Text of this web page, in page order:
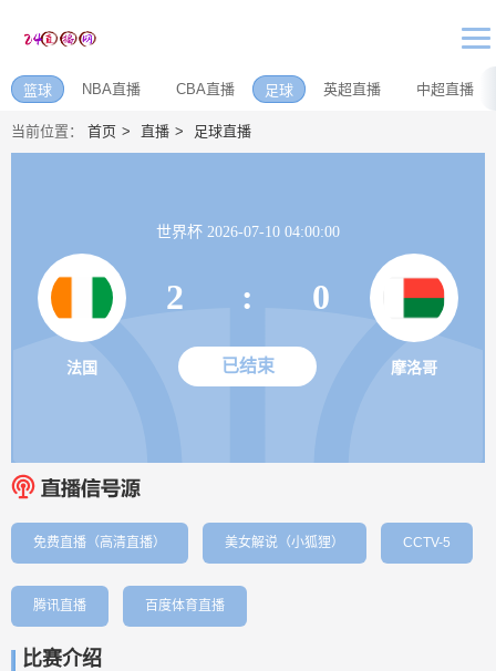
篮球 NBA直播 CBA直播 足球 英超直播 中超直播
当前位置： 首页 直播 足球直播
世界杯 2026-07-10 04:00:00
法国
2 : 0
已结束 摩洛哥
免费直播（高清直播） 美女解说（小狐狸） CCTV-5
腾讯直播 百度体育直播
比赛介绍